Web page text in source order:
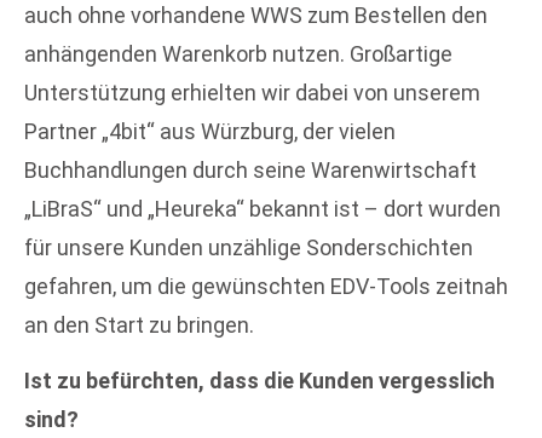
auch ohne vorhandene WWS zum Bestellen den
anhängenden Warenkorb nutzen. Großartige
Unterstützung erhielten wir dabei von unserem
Partner „4bit“ aus Würzburg, der vielen
Buchhandlungen durch seine Warenwirtschaft
„LiBraS“ und „Heureka“ bekannt ist – dort wurden
für unsere Kunden unzählige Sonderschichten
gefahren, um die gewünschten EDV-Tools zeitnah
an den Start zu bringen.
Ist zu befürchten, dass die Kunden vergesslich
sind?